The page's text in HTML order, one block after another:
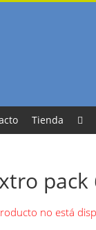
Tienda
pack
no está